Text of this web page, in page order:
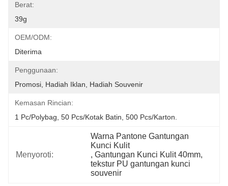
Berat:
39g
OEM/ODM:
Diterima
Penggunaan:
Promosi, Hadiah Iklan, Hadiah Souvenir
Kemasan Rincian:
1 Pc/polybag, 50 Pcs/kotak Batin, 500 Pcs/karton.
Menyoroti:
Warna Pantone Gantungan
Kunci Kulit
, Gantungan Kunci Kulit 40mm,
tekstur PU gantungan kunci
souvenir